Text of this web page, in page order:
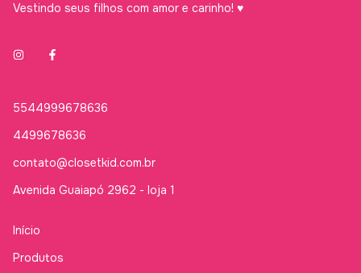
Vestindo seus filhos com amor e carinho! ♥
5544999678636
4499678636
contato@closetkid.com.br
Avenida Guaiapó 2962 - loja 1
Início
Produtos